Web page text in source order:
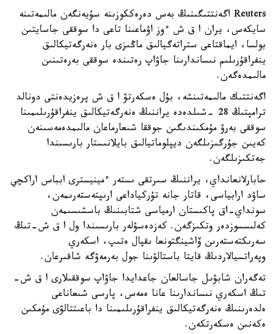
Reuters اگەنتتىگىنىڭ بەس دەرەككوزىنە سۇيەنگەن مالىمەتىنە
سايكەس، يران ا ق ش ءوز اۋماعىنا تاعى دا سوققى جاسايتىن
بولسا، ايماقتاعى ستراتەگيالىق ماڭىزى بار ەنەرگەتيكالىق
ينفراقۇرىلىم نىساندارىنا جاۋاپ رەتىندە سوققى بەرەتىنىن
مالىمدەگەن.
اگەنتتىك مالىمەتىنشە، بۇل ەسكەرتۋ ا ق ش پرەزيدەنتى دونالد
ترامپتىڭ 28 -شىلدەدە يراننىڭ ەنەرگەتيكالىق ينفراقۇرىلىمىنا
سوققى بەرۋ مۇمكىندىگىن جوققا شىعارماعان مالىمدەمەسىنەن
كەيىن جۇرگىزىلگەن ديپلوماتيالىق بايلانىستار بارىسىندا
جەتكىزىلگەن.
حابارلانعانداي، يراننىڭ سىرتقى ىستەر ءمينيسترى ابباس اراكچي
ساۋد ارابياسى، قاتار جانە تۇركياداعى ارىپتەستەرىمەن،
سونداي-اق پاكىستان ارمياسى شتابىنىڭ باسشىسىمەن
كەلىسسوزدەر وتكىزگەن. كەزدەسۋلەر بارىسىندا ول ا ق ش-تىڭ
سەرىكتەستەرىن ۆاشينگتونعا ىقپال ەتىپ، اسكەري
وپەراتسيالاردىڭ قايتا باستالۋىنا جول بەرمەۋگە شاقىرعان.
تەگەران شابۋىل جاسالعان جاعدايدا جاۋاپ سوققىلارى ا ق ش-
تىڭ اسكەري نىساندارىنا عانا ەمەس، پارسى شىعاناعى
ەلدەرىنىڭ ەنەرگەتيكالىق ينفراقۇرىلىمىنا دا باعىتتالۋى مۇمكىن
ەكەنىن ەسكەرتكەن.